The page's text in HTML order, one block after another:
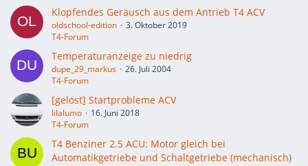
Klopfendes Geräusch aus dem Antrieb T4 ACV
oldschool-edition
3. Oktober 2019
T4-Forum
Temperaturanzeige zu niedrig
dupe_29_markus
26. Juli 2004
T4-Forum
[gelöst] Startprobleme ACV
lilalumo
16. Juni 2018
T4-Forum
T4 Benziner 2.5 ACU: Motor gleich bei
Automatikgetriebe und Schaltgetriebe (mechanisch)